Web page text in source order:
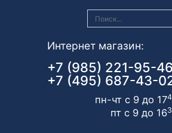
Интернет магазин:
+7 (985) 221-95-46
+7 (495) 687-43-
пн-чт с 9 до 17
пт с 9 до 16